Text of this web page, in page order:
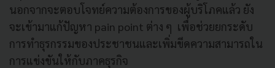
นอกจากจะตอบโจทย์ความต้องการของผู้บริโภคแล้ว ยัง
จะเข้ามาแก้ปัญหา pain point ต่าง ๆ เพื่อช่วยยกระดับ
การทำธุรกรรมของประชาชนและเพิ่มขีดความสามารถใน
การแข่งขันให้กับภาคธุรกิจ